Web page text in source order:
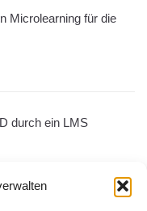
Microlearning für die
durch ein LMS